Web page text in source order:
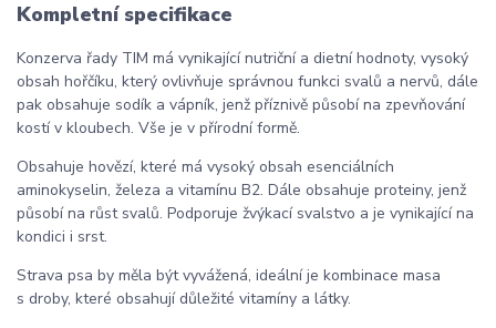
Kompletní specifikace
Konzerva řady TIM má vynikající nutriční a dietní hodnoty, vysoký
obsah hořčíku, který ovlivňuje správnou funkci svalů a nervů, dále
pak obsahuje sodík a vápník, jenž příznivě působí na zpevňování
kostí v kloubech. Vše je v přírodní formě.
Obsahuje hovězí, které má vysoký obsah esenciálních
aminokyselin, železa a vitamínu B2. Dále obsahuje proteiny, jenž
působí na růst svalů. Podporuje žvýkací svalstvo a je vynikající na
kondici i srst.
Strava psa by měla být vyvážená, ideální je kombinace masa
s droby, které obsahují důležité vitamíny a látky.